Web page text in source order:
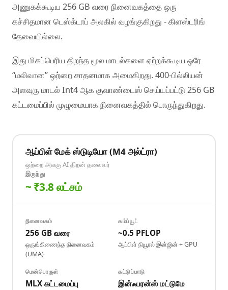
அணுகக்கூடிய 256 GB வரை நினைவகத்தை ஒரு
கச்சிதமான டெஸ்க்டாப் அலகில் வழங்குகிறது - கிளஸ்டரிங்
தேவையில்லை.
இது மிகப்பெரிய திறந்த மூல மாடல்களை ஏற்றக்கூடிய ஒரே
மலிவான ஒற்றை சாதனமாக அமைகிறது. 400-பில்லியன்
அளவுரு மாடல் Int4 ஆக குவாண்டைஸ் செய்யப்பட்டு 256 GB
கட்டமைப்பில் முழுமையாக நினைவகத்தில் பொருந்துகிறது.
ஆப்பிள் மேக் ஸ்டுடியோ (M4 அல்ட்ரா)
ஒற்றை அலகு AI திறன் தலைவர்
இருந்து
~ ₹3.8 லட்சம்
நினைவகம்
256 GB வரை
ஒருங்கிணைந்த நினைவகம்
(UMA)
கம்ப்யூட்
~0.5 PFLOP
ஆப்பிள் நியூரல் இன்ஜின் + GPU
மென்பொருள்
MLX கட்டமைப்பு
கட்டுப்பாடு
இன்ஃபரன்ஸ் மட்டுமே